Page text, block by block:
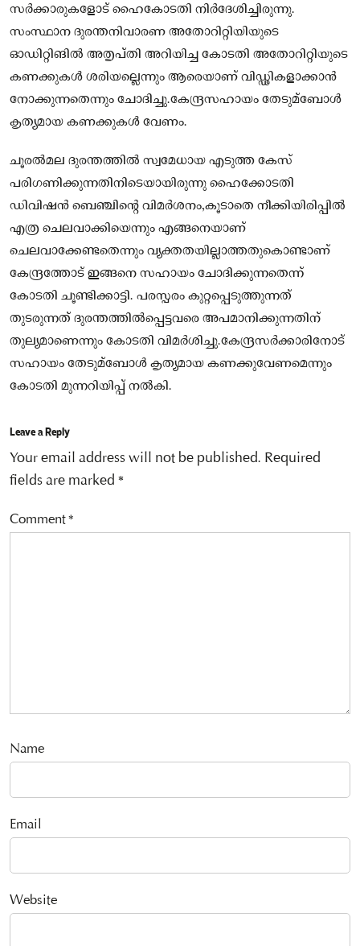
സര്‍ക്കാരുകളോട് ഹൈകോടതി നിര്‍ദേശിച്ചിരുന്നു.
സംസ്ഥാന ദുരന്തനിവാരണ അതോറിറ്റിയിയുടെ
ഓഡിറ്റിങില്‍ അതൃപ്തി അറിയിച്ച കോടതി അതോറിറ്റിയുടെ
കണക്കുകള്‍ ശരിയല്ലെന്നും ആരെയാണ് വിഡ്ഢികളാക്കാന്‍
നോക്കുന്നതെന്നും ചോദിച്ചു.കേന്ദ്രസഹായം തേടുമ്ബോള്‍
കൃത്യമായ കണക്കുകള്‍ വേണം.
ചൂരല്‍മല ദുരന്തത്തില്‍ സ്വമേധായ എടുത്ത കേസ്
പരിഗണിക്കുന്നതിനിടെയായിരുന്നു ഹൈക്കോടതി
ഡിവിഷന്‍ ബെഞ്ചിന്റെ വിമര്‍ശനം,കൂടാതെ നീക്കിയിരിപ്പില്‍
എത്ര ചെലവാക്കിയെന്നും എങ്ങനെയാണ്
ചെലവാക്കേണ്ടതെന്നും വ്യക്തതയില്ലാത്തതുകൊണ്ടാണ്
കേന്ദ്രത്തോട് ഇങ്ങനെ സഹായം ചോദിക്കുന്നതെന്ന്
കോടതി ചൂണ്ടിക്കാട്ടി. പരസ്പരം കുറ്റപ്പെടുത്തുന്നത്
തുടരുന്നത് ദുരന്തത്തില്‍പ്പെട്ടവരെ അപമാനിക്കുന്നതിന്
തുല്യമാണെന്നും കോടതി വിമര്‍ശിച്ചു.കേന്ദ്രസര്‍ക്കാരിനോട്
സഹായം തേടുമ്ബോള്‍ കൃത്യമായ കണക്കുവേണമെന്നും
കോടതി മുന്നറിയിപ്പ് നല്‍കി.
Leave a Reply
Your email address will not be published. Required
fields are marked *
Comment*
Name
Email
Website